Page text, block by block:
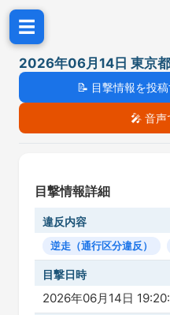
☰
2026年06月14日 東京
📝 目撃情報を投稿
🎤 音声
目撃情報詳細
違反内容
逆走（通行区分違反）
目撃日時
2026年06月14日